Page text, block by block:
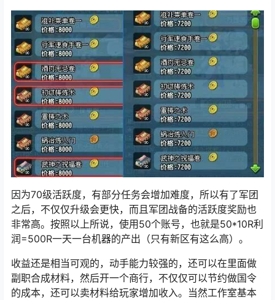
因为70级活跃度，有部分任务会增加难度，所以有了军团
之后，不仅仅升级会更快，而且军团战备的活跃度奖励也
非常高。按照以上所说，使用50个账号，也就是50*10R利
润=500R一天一台机器的产出（只有新区有这么高）。
收益还是相当可观的，动手能力较强的，还可以在里面做
副职合成材料，然后开一个商行，不仅仅可以节约做国令
的成本，还可以卖材料给玩家增加收入。当然工作室基本